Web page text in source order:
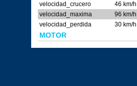
velocidad_crucero
46 km/
velocidad_maxima
96 km/
velocidad_perdida
30 km/
MOTOR